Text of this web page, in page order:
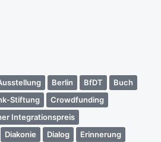
Berlin BfDT
Buch
Stiftung
Crowdfunding
Integrationspreis
Diakonie Dialog
Erinnerung